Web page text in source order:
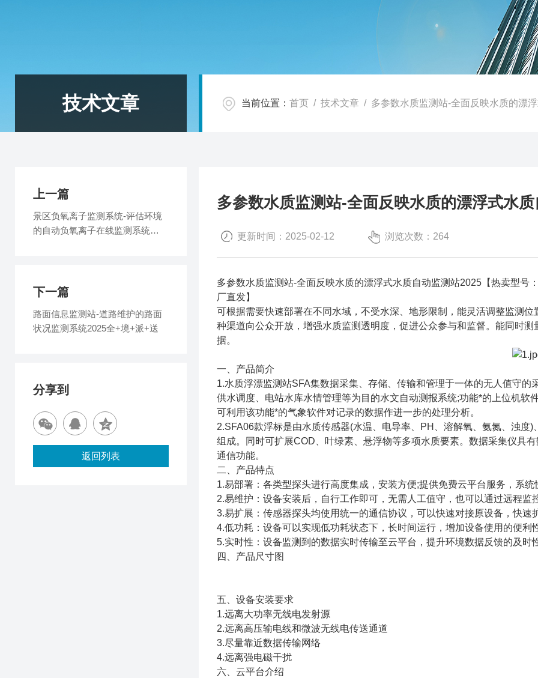
技术文章 当前位置： 首页 / 技术文章 / 多参数水质监测站-全面反映水质的漂
多参数水质监测站-全面反映水质的漂浮式水
更新时间：2025-02-12 浏览次数：264
多参数水质监测站-全面反映水质的漂浮式水质自动监测站2025【热卖型
厂直发】
可根据需要快速部署在不同水域，不受水深、地形限制，能灵活调整监测
种渠道向公众开放，增强水质监测透明度，促进公众参与和监督。能同时
据。
一、产品简介
1.水质浮漂监测站SFA集数据采集、存储、传输和管理于一体的无人值守
供水调度、电站水库水情管理等为目的水文自动测报系统;功能*的上位机
可利用该功能*的气象软件对记录的数据作进一步的处理分析。
2.SFA06款浮标是由水质传感器(水温、电导率、PH、溶解氧、氨氮、浊
组成。同时可扩展COD、叶绿素、悬浮物等多项水质要素。数据采集仪具
通信功能。
二、产品特点
1.易部署：各类型探头进行高度集成，安装方便;提供免费云平台服务，系统
2.易维护：设备安装后，自行工作即可，无需人工值守，也可以通过远程监
3.易扩展：传感器探头均使用统一的通信协议，可以快速对接原设备，快速
4.低功耗：设备可以实现低功耗状态下，长时间运行，增加设备使用的便利
5.实时性：设备监测到的数据实时传输至云平台，提升环境数据反馈的及时
四、产品尺寸图
五、设备安装要求
1.远离大功率无线电发射源
2.远离高压输电线和微波无线电传送通道
3.尽量靠近数据传输网络
4.远离强电磁干扰
六、云平台介绍
上一篇
景区负氧离子监测系统-评估环境
的自动负氧离子在线监测系统
下一篇
路面信息监测站-道路维护的路面
状况监测系统2025全+境+派+送
分享到
返回列表